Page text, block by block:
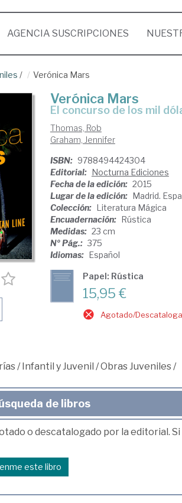
AGENCIA SUSCRIPCIONES
/ Verónica Mars
Verónica Mars
el concurso de los mil
Thomas, Rob
Graham, Jennifer
ISBN: 9788494424304
Editorial: Nocturna Ediciones
Fecha de la edición: 2015
Lugar de la edición: Madrid.
Colección: Literatura Mágica
Encuadernación: Rústica
Medidas: 23 cm
Nº Pág.: 375
Idiomas: Español
Papel: Rústica
15,95 €
Agotado/
/Infantil y Juvenil /Obras Juveniles/
de libros
o descatalogado por la editorial.
este libro